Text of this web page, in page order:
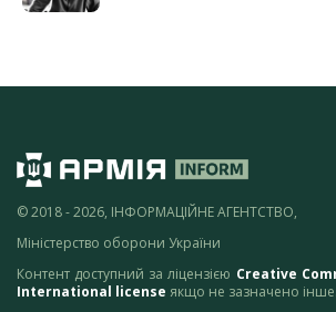
© 2018 - 2026, ІНФОРМАЦІЙНЕ АГЕНТСТВО,
Міністерство оборони України
Контент доступний за ліцензією Creative
International license якщо не зазначено інше.